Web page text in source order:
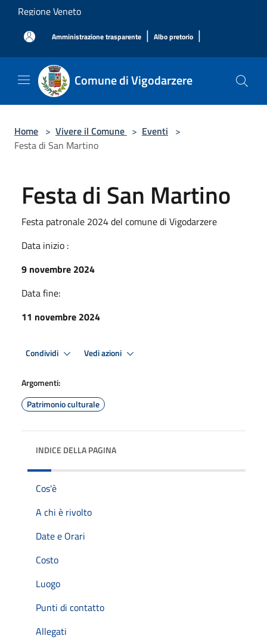
Salta al contenuto principale
Regione Veneto
Amministrazione trasparente | Albo pretorio |
Comune di Vigodarzere
Home > Vivere il Comune > Eventi >
Festa di San Martino
Festa di San Martino
Festa patronale 2024 del comune di Vigodarzere
Data inizio :
9 novembre 2024
Data fine:
11 novembre 2024
Condividi Vedi azioni
Argomenti:
Patrimonio culturale
INDICE DELLA PAGINA
Cos'è
A chi è rivolto
Date e Orari
Costo
Luogo
Punti di contatto
Allegati